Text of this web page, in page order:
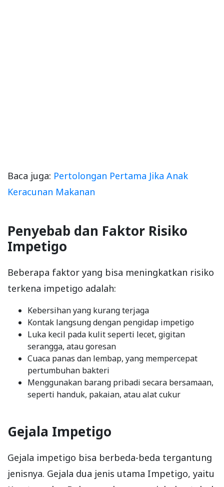
Baca juga: Pertolongan Pertama Jika Anak
Keracunan Makanan
Penyebab dan Faktor Risiko
Impetigo
Beberapa faktor yang bisa meningkatkan risiko
terkena impetigo adalah:
Kebersihan yang kurang terjaga
Kontak langsung dengan pengidap impetigo
Luka kecil pada kulit seperti lecet, gigitan
serangga, atau goresan
Cuaca panas dan lembap, yang mempercepat
pertumbuhan bakteri
Menggunakan barang pribadi secara bersamaan,
seperti handuk, pakaian, atau alat cukur
Gejala Impetigo
Gejala impetigo bisa berbeda-beda tergantung
jenisnya. Gejala dua jenis utama Impetigo, yaitu